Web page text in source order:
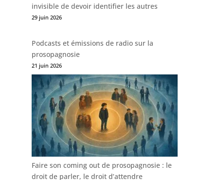
invisible de devoir identifier les autres
29 juin 2026
Podcasts et émissions de radio sur la
prosopagnosie
21 juin 2026
Faire son coming out de prosopagnosie : le
droit de parler, le droit d’attendre